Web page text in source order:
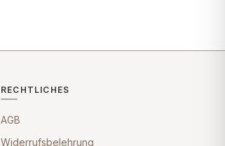
RECHTLICHES
AGB
Widerrufsbelehrung